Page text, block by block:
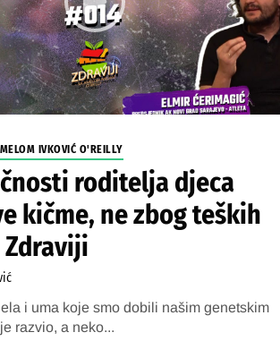
IVKOVIĆ O'REILLY
roditelja djeca
kičme, ne zbog teških
Zdraviji
i uma koje smo dobili našim genetskim
razvio, a neko...